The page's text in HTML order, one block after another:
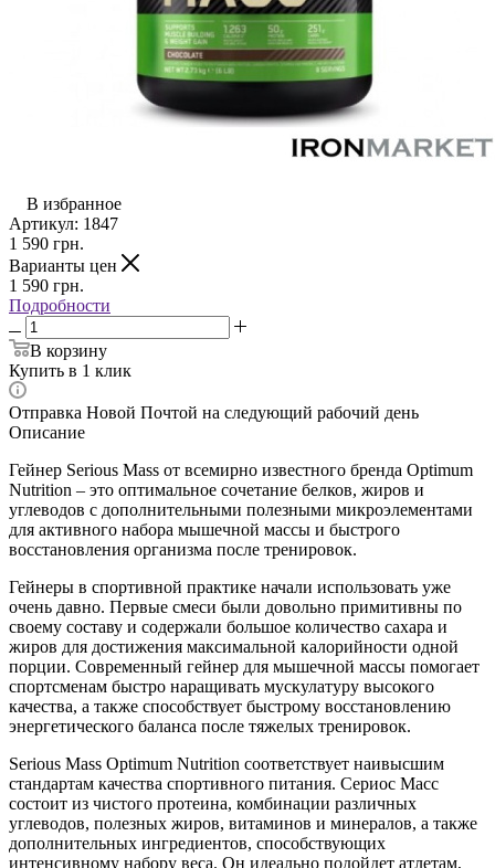
В избранное
Артикул: 1847
1 590 грн.
Варианты цен
1 590 грн.
Подробности
В корзину
Купить в 1 клик
Отправка Новой Почтой на следующий рабочий день
Описание
Гейнер Serious Mass от всемирно известного бренда Optimum
Nutrition – это оптимальное сочетание белков, жиров и
углеводов с дополнительными полезными микроэлементами
для активного набора мышечной массы и быстрого
восстановления организма после тренировок.
Гейнеры в спортивной практике начали использовать уже
очень давно. Первые смеси были довольно примитивны по
своему составу и содержали большое количество сахара и
жиров для достижения максимальной калорийности одной
порции. Современный гейнер для мышечной массы помогает
спортсменам быстро наращивать мускулатуру высокого
качества, а также способствует быстрому восстановлению
энергетического баланса после тяжелых тренировок.
Serious Mass Optimum Nutrition соответствует наивысшим
стандартам качества спортивного питания. Сериос Масс
состоит из чистого протеина, комбинации различных
углеводов, полезных жиров, витаминов и минералов, а также
дополнительных ингредиентов, способствующих
интенсивному набору веса. Он идеально подойдет атлетам,